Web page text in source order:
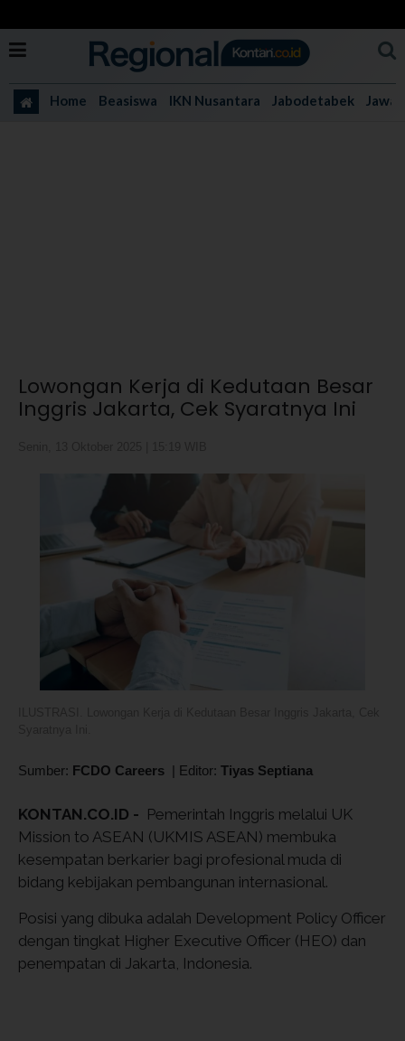
Home Beasiswa IKN Nusantara Jabodetabek Jawa
Lowongan Kerja di Kedutaan Besar
Inggris Jakarta, Cek Syaratnya Ini
Sumber: FCDO Careers | Editor: Tiyas Septiana
KONTAN.CO.ID - Pemerintah Inggris melalui UK
Mission to ASEAN (UKMIS ASEAN) membuka
kesempatan berkarier bagi profesional muda di
bidang kebijakan pembangunan internasional.
Posisi yang dibuka adalah Development Policy Officer
dengan tingkat Higher Executive Officer (HEO) dan
penempatan di Jakarta, Indonesia.